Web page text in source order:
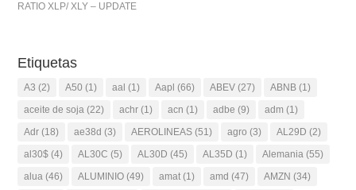
RATIO XLP/ XLY – UPDATE
Etiquetas
A3 (2) A50 (1) aal (1) Aapl (66) ABEV (27) ABNB (1)
aceite de soja (22) achr (1) acn (1) adbe (9) adm (1)
Adr (18) ae38d (3) AEROLINEAS (51) agro (3) AL29D (2)
al30$ (4) AL30C (5) AL30D (45) AL35D (1) Alemania (55)
alua (46) ALUMINIO (49) amat (1) amd (47) AMZN (34)